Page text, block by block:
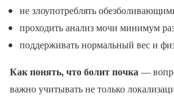
не злоупотреблять
проходить анализ мочи минимум
поддерживать нормальный вес и
Как понять, что болит почка—
важно учитывать не только